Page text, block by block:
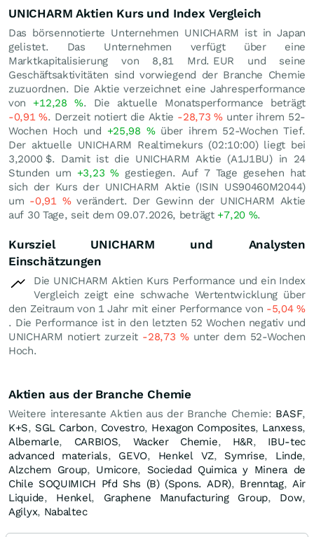
UNICHARM Aktien Kurs und Index Vergleich
Das börsennotierte Unternehmen UNICHARM ist in Japan
gelistet. Das Unternehmen verfügt über eine
Marktkapitalisierung von 8,81 Mrd. EUR und seine
Geschäftsaktivitäten sind vorwiegend der Branche Chemie
zuzuordnen. Die Aktie verzeichnet eine Jahresperformance
von +12,28 %. Die aktuelle Monatsperformance beträgt
-0,91%. Derzeit notiert die Aktie -28,73%unter ihrem 52-
Wochen Hoch und +25,98 %über ihrem 52-Wochen Tief.
Der aktuelle UNICHARM Realtimekurs (02:10:00) liegt bei
3,2000 $. Damit ist die UNICHARM Aktie (A1J1BU) in 24
Stunden um +3,23% gestiegen. Auf 7 Tage gesehen hat
sich der Kurs der UNICHARM Aktie (ISIN US90460M2044)
um -0,91 %verändert. Der Gewinn der UNICHARM Aktie
auf 30 Tage, seit dem 09.07.2026, beträgt +7,20 %.
Kursziel UNICHARM und Analysten
Einschätzungen
Die UNICHARM Aktien Kurs Performance und ein Index
Vergleich zeigt eine schwache Wertentwicklung über
den Zeitraum von 1 Jahr mit einer Performance von -5,04%
. Die Performance ist in den letzten 52 Wochen negativ und
UNICHARM notiert zurzeit -28,73 %unter dem 52-Wochen
Hoch.
Aktien aus der Branche Chemie
Weitere interesante Aktien aus der Branche Chemie: BASF,
K+S, SGL Carbon, Covestro, Hexagon Composites, Lanxess,
Albemarle, CARBIOS, Wacker Chemie, H&R, IBU-tec
advanced materials, GEVO, Henkel VZ, Symrise, Linde,
Alzchem Group, Umicore, Sociedad Quimica y Minera de
Chile SOQUIMICH Pfd Shs (B) (Spons. ADR), Brenntag, Air
Liquide, Henkel, Graphene Manufacturing Group, Dow,
Agilyx, Nabaltec